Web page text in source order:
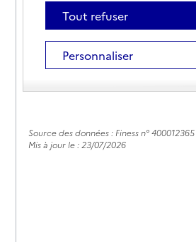
40320-Samadet
05 58 79 60 68
Contact
Rapport HAS
Source des données : Finess n° 400012365
Mis à jour le : 23/07/2026
Tout refuser
Personnaliser